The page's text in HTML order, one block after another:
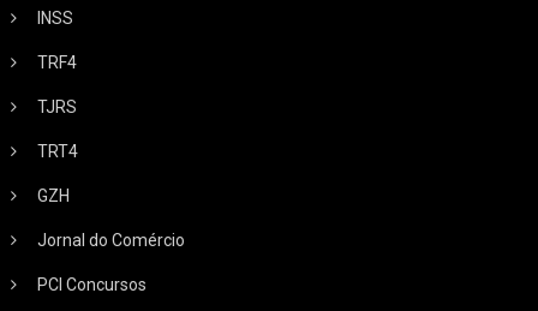
INSS
TRF4
TJRS
TRT4
GZH
Jornal do Comércio
PCI Concursos